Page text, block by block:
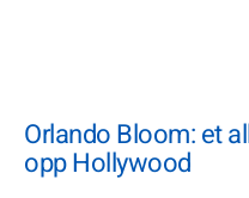
Orlando Bloom: et
opp Hollywood